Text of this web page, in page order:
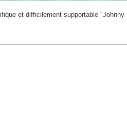
et difficilement supportable "Johnny